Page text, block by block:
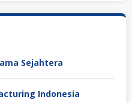
Sejahtera
Indonesia